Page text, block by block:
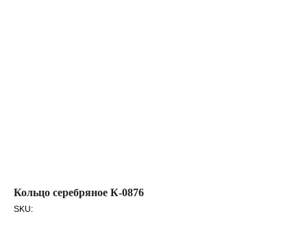
Кольцо серебряное К-0876
SKU: